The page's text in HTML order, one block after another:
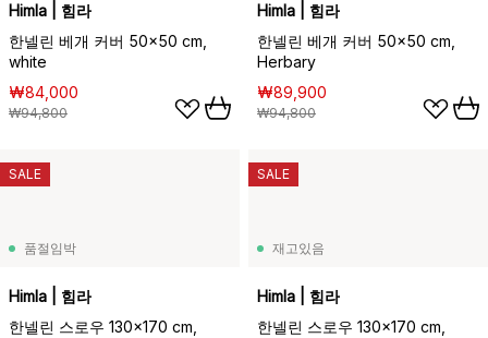
Himla | 힘라
한넬린 베개 커버 50x50 cm,
white
₩84,000
₩94,800
Himla | 힘라
한넬린 베개 커버 50x50 cm,
Herbary
₩89,900
₩94,800
품절임박
Himla | 힘라
한넬린 스로우 130x170 cm,
SALE
재고있음
Himla | 힘라
한넬린 스로우 130x170 cm,
SALE